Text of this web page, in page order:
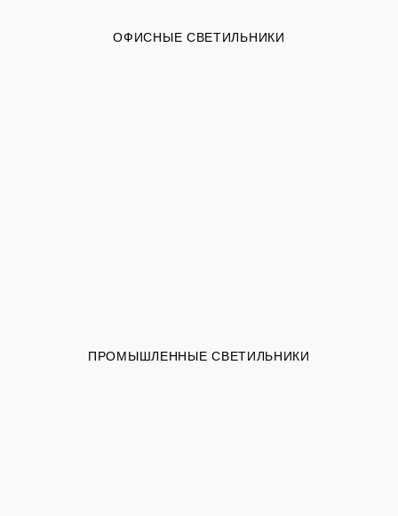
ОФИСНЫЕ СВЕТИЛЬНИКИ
ПРОМЫШЛЕННЫЕ СВЕТИЛЬНИКИ